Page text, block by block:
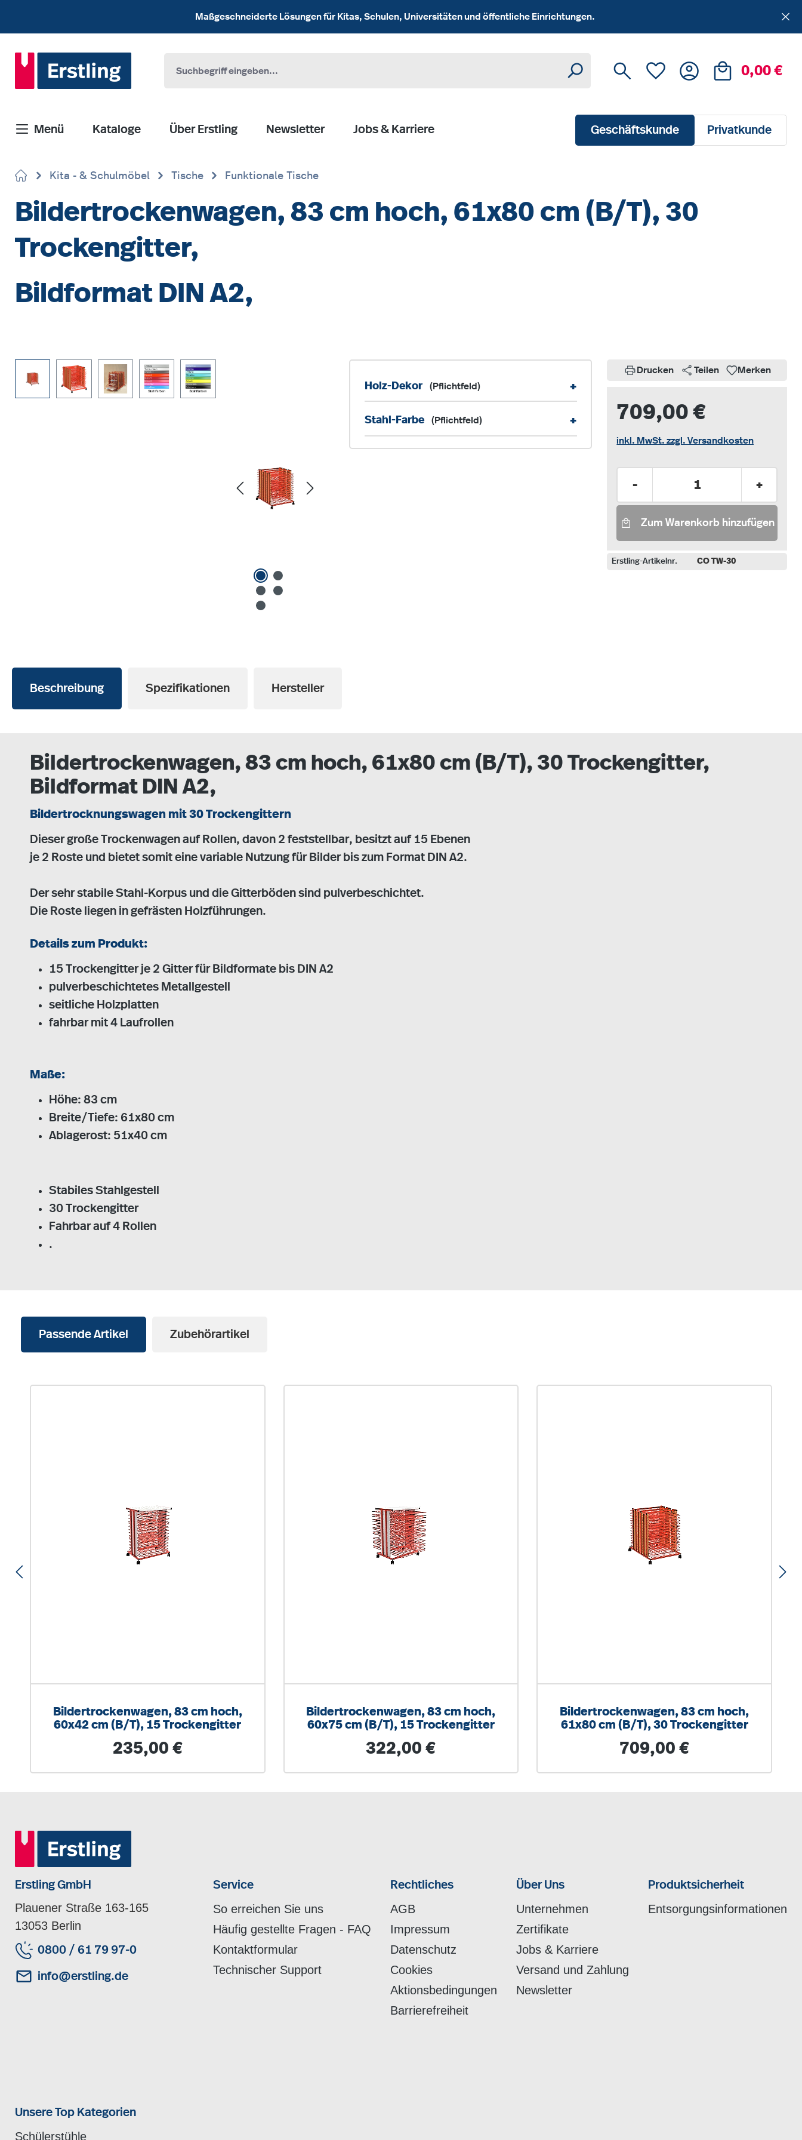
Maßgeschneiderte Lösungen für Kitas, Schulen, Universitäten und öffentliche Einrichtungen.
Du hast 0 Produkte auf dem
0,00 €
Menü Kataloge Über Erstling Newsletter Jobs & Karriere Geschäftskunde Privatkunde
Kita - & Schulmöbel Tische Funktionale Tische
Bildertrockenwagen, 83 cm hoch, 61x80 cm (B/T), 30
Trockengitter,
Bildformat DIN A2,
Holz-Dekor (Pflichtfeld) +
Stahl-Farbe (Pflichtfeld) +
Drucken Teilen Merken
709,00 €
inkl. MwSt. zzgl. Versandkosten
Produkt Anzahl: Gib den
- +
Zum Warenkorb hinzufügen
Erstling-Artikelnr. CO TW-30
Beschreibung Spezifikationen Hersteller
Bildertrockenwagen, 83 cm hoch, 61x80 cm (B/T), 30 Trockengitter,
Bildformat DIN A2,
Bildertrocknungswagen mit 30 Trockengittern
Dieser große Trockenwagen auf Rollen, davon 2 feststellbar, besitzt auf 15 Ebenen
je 2 Roste und bietet somit eine variable Nutzung für Bilder bis zum Format DIN A2.
Der sehr stabile Stahl-Korpus und die Gitterböden sind pulverbeschichtet.
Die Roste liegen in gefrästen Holzführungen.
Details zum Produkt:
15 Trockengitter je 2 Gitter für Bildformate bis DIN A2
pulverbeschichtetes Metallgestell
seitliche Holzplatten
fahrbar mit 4 Laufrollen
Maße:
Höhe: 83 cm
Breite/Tiefe: 61x80 cm
Ablagerost: 51x40 cm
Stabiles Stahlgestell
30 Trockengitter
Fahrbar auf 4 Rollen
.
Passende Artikel Zubehörartikel
Bildertrockenwagen, 83 cm hoch,
60x42 cm (B/T), 15 Trockengitter
Regulärer Preis:
235,00 €
Bildertrockenwagen, 83 cm hoch,
60x75 cm (B/T), 15 Trockengitter
Regulärer Preis:
322,00 €
Bildertrockenwagen, 83 cm hoch,
61x80 cm (B/T), 30 Trockengitter
Regulärer Preis:
709,00 €
Erstling GmbH
Plauener Straße 163-165
13053 Berlin
0800 / 61 79 97-0
info@erstling.de
Service
So erreichen Sie uns
Häufig gestellte Fragen - FAQ
Kontaktformular
Technischer Support
Rechtliches
AGB
Impressum
Datenschutz
Cookies
Aktionsbedingungen
Barrierefreiheit
Über Uns
Unternehmen
Zertifikate
Jobs & Karriere
Versand und Zahlung
Newsletter
Produktsicherheit
Entsorgungsinformationen
Unsere Top Kategorien
Schülerstühle